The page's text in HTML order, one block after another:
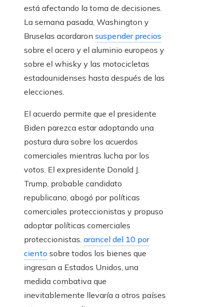
está afectando la toma de decisiones.
La semana pasada, Washington y
Bruselas acordaron suspender precios
sobre el acero y el aluminio europeos y
sobre el whisky y las motocicletas
estadounidenses hasta después de las
elecciones.
El acuerdo permite que el presidente
Biden parezca estar adoptando una
postura dura sobre los acuerdos
comerciales mientras lucha por los
votos. El expresidente Donald J.
Trump, probable candidato
republicano, abogó por políticas
comerciales proteccionistas y propuso
adoptar políticas comerciales
proteccionistas. arancel del 10 por
ciento sobre todos los bienes que
ingresan a Estados Unidos, una
medida combativa que
inevitablemente llevaría a otros países